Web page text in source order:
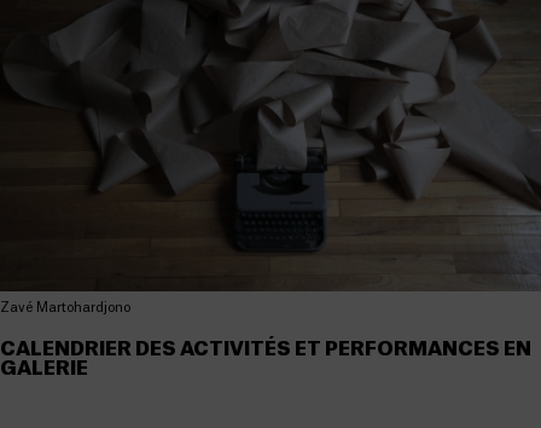
Zavé Martohardjono
CALENDRIER DES ACTIVITÉS ET PERFORMANCES EN
GALERIE